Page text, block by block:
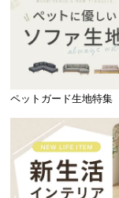
天板の下は脚
で、十分にくつ
ペットガード生地特集